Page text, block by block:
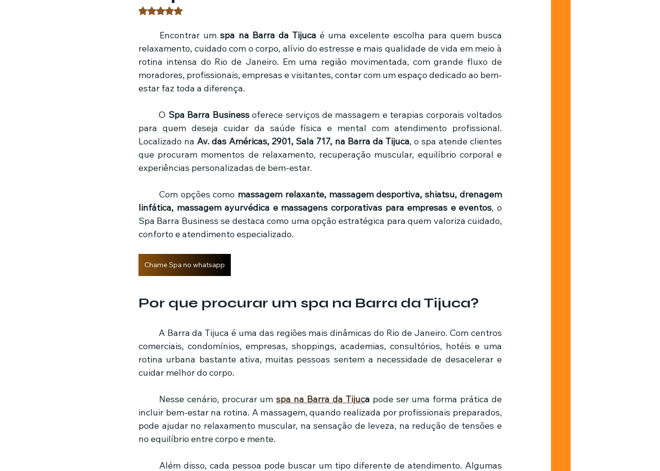
Jardinagem Clínica Nutricionista
Avaliado com NaN de 5 estrelas.
	Encontrar um
spa na Barra da Tijuca é uma excelente escolha para quem busca
relaxamento, cuidado com o corpo, alívio do estresse e mais qualidade de vida em meio à
rotina intensa do Rio de Janeiro. Em uma região movimentada, com grande fluxo de
moradores, profissionais, empresas e visitantes, contar com um espaço dedicado ao bem-
estar faz toda a diferença.
	O
Spa Barra Business oferece serviços de massagem e terapias corporais voltados
para quem deseja cuidar da saúde física e mental com atendimento profissional.
Localizado na Av. das Américas, 2901, Sala 717, na Barra da Tijuca, o spa atende clientes
que procuram momentos de relaxamento, recuperação muscular, equilíbrio corporal e
experiências personalizadas de bem-estar.
	Com opções como
massagem relaxante, massagem desportiva, shiatsu, drenagem
linfática, massagem ayurvédica e massagens corporativas para empresas e eventos, o
Spa Barra Business se destaca como uma opção estratégica para quem valoriza cuidado,
conforto e atendimento especializado.
Chame Spa no whatsapp
Por que procurar um spa na Barra da Tijuca?
comerciais, condomínios, empresas, shoppings, academias, consultórios, hotéis e uma
rotina urbana bastante ativa, muitas pessoas sentem a necessidade de desacelerar e
cuidar melhor do corpo.
	Nesse cenário, procurar um
spa na Barra da Tijuca pode ser uma forma prática de
incluir bem-estar na rotina. A massagem, quando realizada por profissionais preparados,
pode ajudar no relaxamento muscular, na sensação de leveza, na redução de tensões e
no equilíbrio entre corpo e mente.